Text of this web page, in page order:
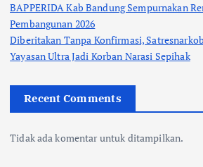
BAPPERIDA Kab Bandung Sempurnakan
Pembangunan 2026
Diberitakan Tanpa Konfirmasi,
Yayasan Ultra Jadi Korban Narasi Sepihak
Recent Comments
Tidak ada komentar untuk ditampilkan.